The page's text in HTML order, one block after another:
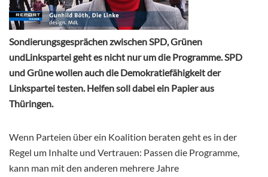
Sondierungsgesprächen zwischen SPD, Grünen
undLinkspartei geht es nicht nur um die Programme. SPD
und Grüne wollen auch die Demokratiefähigkeit der
Linkspartei testen. Helfen soll dabei ein Papier aus
Thüringen.
Wenn Parteien über ein Koalition beraten geht es in der
Regel um Inhalte und Vertrauen: Passen die Programme,
kann man mit den anderen mehrere Jahre